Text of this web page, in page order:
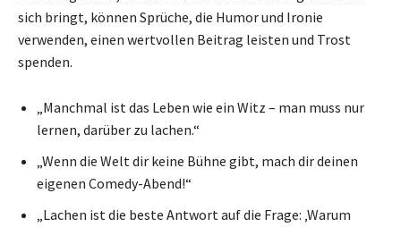
sich bringt, können Sprüche, die Humor und Ironie
verwenden, einen wertvollen Beitrag leisten und Trost
spenden.
„Manchmal ist das Leben wie ein Witz – man muss nur
lernen, darüber zu lachen.“
„Wenn die Welt dir keine Bühne gibt, mach dir deinen
eigenen Comedy-Abend!“
„Lachen ist die beste Antwort auf die Frage: ‚Warum